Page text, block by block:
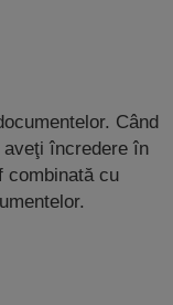
Când
încredere în
combinată cu